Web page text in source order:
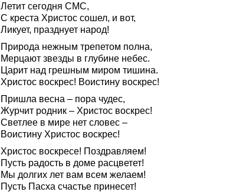
Летит сегодня СМС,
С креста Христос сошел, и вот,
Ликует, празднует народ!
Природа нежным трепетом полна,
Мерцают звезды в глубине небес.
Царит над грешным миром тишина.
Христос воскрес! Воистину воскрес!
Пришла весна – пора чудес,
Журчит родник – Христос воскрес!
Светлее в мире нет словес –
Воистину Христос воскрес!
Христос воскресе! Поздравляем!
Пусть радость в доме расцветет!
Мы долгих лет вам всем желаем!
Пусть Пасха счастье принесет!